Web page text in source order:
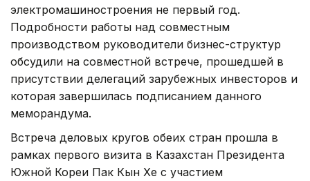
электромашиностроения не первый год.
Подробности работы над совместным
производством руководители бизнес-структур
обсудили на совместной встрече, прошедшей в
присутствии делегаций зарубежных инвесторов и
которая завершилась подписанием данного
меморандума.
Встреча деловых кругов обеих стран прошла в
рамках первого визита в Казахстан Президента
Южной Кореи Пак Кын Хе с участием